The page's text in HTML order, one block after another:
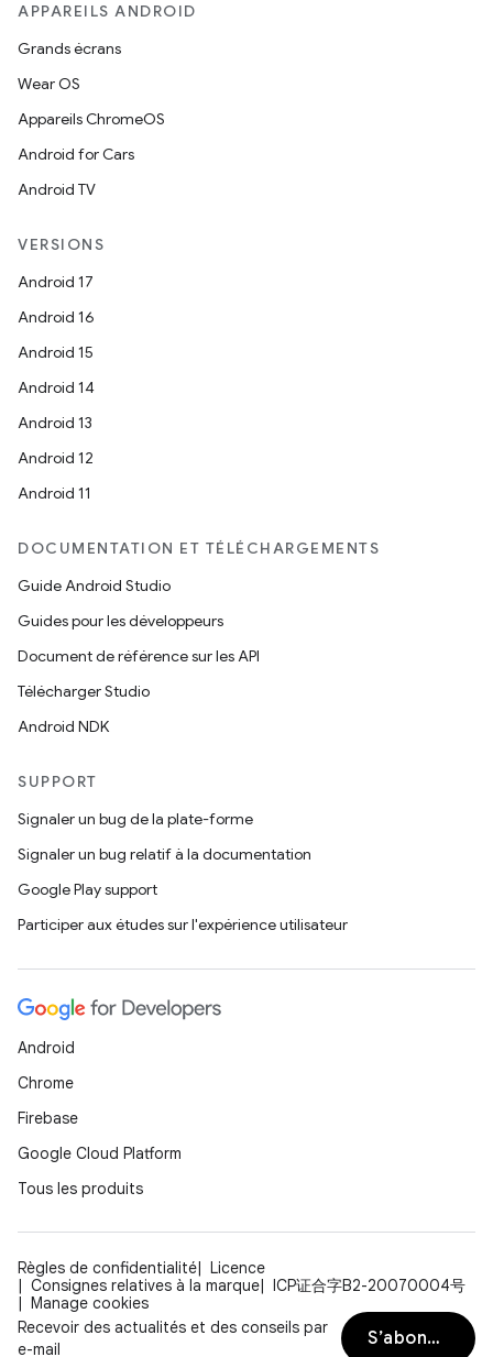
APPAREILS ANDROID
Grands écrans
Wear OS
Appareils ChromeOS
Android for Cars
Android TV
VERSIONS
Android 17
Android 16
Android 15
Android 14
Android 13
Android 12
Android 11
DOCUMENTATION ET TÉLÉCHARGEMENTS
Guide Android Studio
Guides pour les développeurs
Document de référence sur les API
Télécharger Studio
Android NDK
SUPPORT
Signaler un bug de la plate-forme
Signaler un bug relatif à la documentation
Google Play support
Participer aux études sur l'expérience utilisateur
Android
Chrome
Firebase
Google Cloud Platform
Tous les produits
Règles de confidentialité
Licence
Consignes relatives à la marque
ICP证合字B2-20070004号
Manage cookies
Recevoir des actualités et des conseils par
e-mail
S’abonner